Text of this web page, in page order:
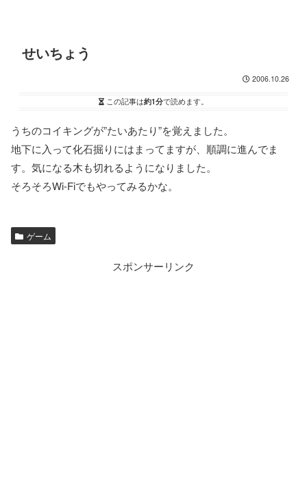
せいちょう
2006.10.26
この記事は約1分で読めます。
うちのコイキングが”たいあたり”を覚えました。
地下に入って化石掘りにはまってますが、順調に進んでま
す。気になる木も切れるようになりました。
そろそろWi-Fiでもやってみるかな。
ゲーム
スポンサーリンク